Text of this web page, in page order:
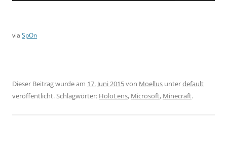
via SpOn
Dieser Beitrag wurde am 17. Juni 2015von Moellus unterdefault
veröffentlicht. Schlagwörter: HoloLens, Microsoft, Minecraft.